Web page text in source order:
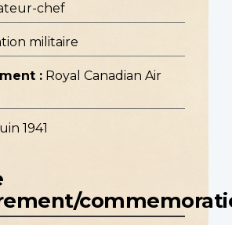
chef
militaire
: Royal Canadian Air
1941